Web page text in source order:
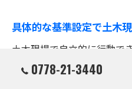
具体的な基準設定で土木
土木現場で自立的に行動で
誰が見ても分かりやすい具
す。これにより、作業者
0778-21-3440